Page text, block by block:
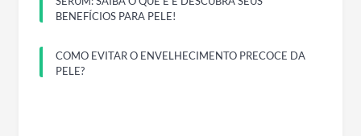
BENEFÍCIOS PARA PELE!
COMO EVITAR O ENVELHECIMENTO PRECOCE DA
PELE?